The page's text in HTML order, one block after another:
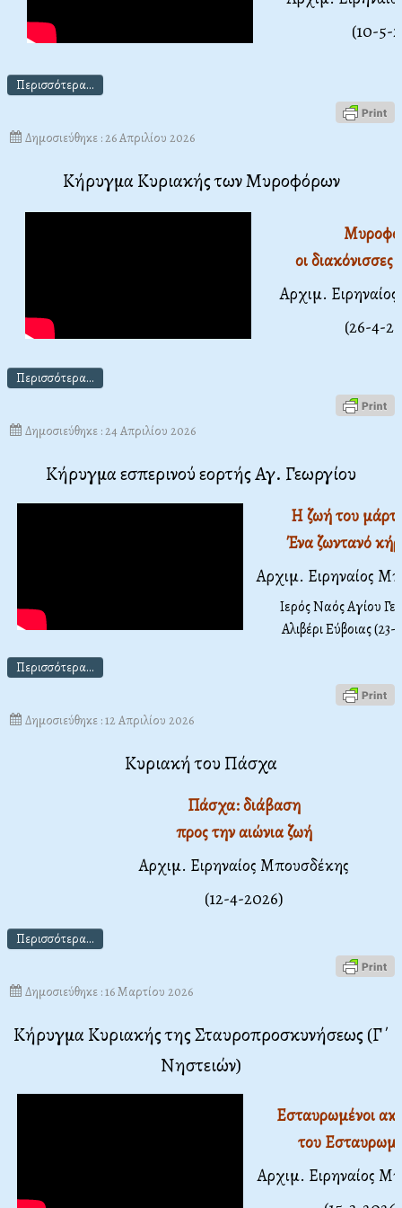
(10-5-
Περισσότερα...
Δημοσιεύθηκε : 26 Απριλίου 2026
Κήρυγμα Κυριακής των Μυροφόρων
οι
Αρχιμ.
(26-4-
Περισσότερα...
Δημοσιεύθηκε : 24 Απριλίου 2026
Κήρυγμα εσπερινού εορτής Αγ. Γεωργίου
Η ζωή του
Ένα ζωντανό
Αρχιμ. Ειρηναίος
Ιερός Ναός Αγίου
Αλιβέρι Εύβοιας
Περισσότερα...
Δημοσιεύθηκε : 12 Απριλίου 2026
Κυριακή του Πάσχα
Πάσχα: διάβαση
προς την αιώνια ζωή
Αρχιμ. Ειρηναίος Μπουσδέκης
(12-4-2026)
Περισσότερα...
Δημοσιεύθηκε : 16 Μαρτίου 2026
Κήρυγμα Κυριακής της Σταυροπροσκυνήσεως (Γ΄
Νηστειών)
Εσταυρωμένοι
του
Αρχιμ. Ειρηναίος